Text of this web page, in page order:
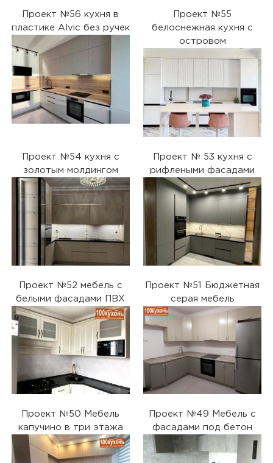
Проект №56 кухня в
пластике Alvic без ручек
Проект №55
белоснежная кухня с
островом
Проект №54 кухня с
золотым молдингом
Проект № 53 кухня с
рифлеными фасадами
Проект №52 мебель с
белыми фасадами ПВХ
Проект №51 Бюджетная
серая мебель
Проект №50 Мебель
капучино в три этажа
Проект №49 Мебель с
фасадами под бетон